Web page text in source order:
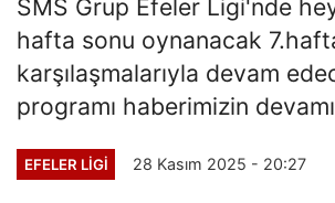
SMS Grup Efeler Ligi'nde
hafta sonu oynanacak
karşılaşmalarıyla devam
programı haberimizin
EFELER LIGI 28 Kasım 2025 - 20:27